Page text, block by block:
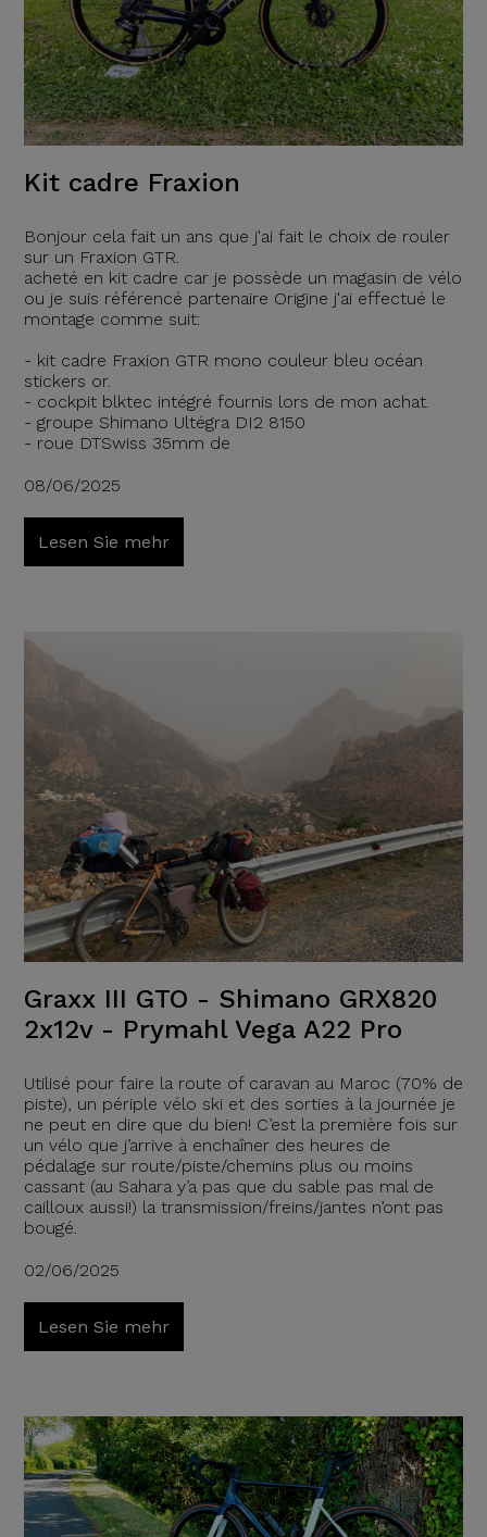
Kit cadre Fraxion
Bonjour cela fait un ans que j'ai fait le choix de rouler
sur un Fraxion GTR.
acheté en kit cadre car je possède un magasin de vélo
ou je suis référencé partenaire Origine j'ai effectué le
montage comme suit:
- kit cadre Fraxion GTR mono couleur bleu océan
stickers or.
- cockpit blktec intégré fournis lors de mon achat.
- groupe Shimano Ultégra DI2 8150
- roue DTSwiss 35mm de
08/06/2025
Lesen Sie mehr
Graxx III GTO - Shimano GRX820
2x12v - Prymahl Vega A22 Pro
Utilisé pour faire la route of caravan au Maroc (70% de
piste), un périple vélo ski et des sorties à la journée je
ne peut en dire que du bien! C’est la première fois sur
un vélo que j’arrive à enchaîner des heures de
pédalage sur route/piste/chemins plus ou moins
cassant (au Sahara y’a pas que du sable pas mal de
cailloux aussi!) la transmission/freins/jantes n’ont pas
bougé.
02/06/2025
Lesen Sie mehr